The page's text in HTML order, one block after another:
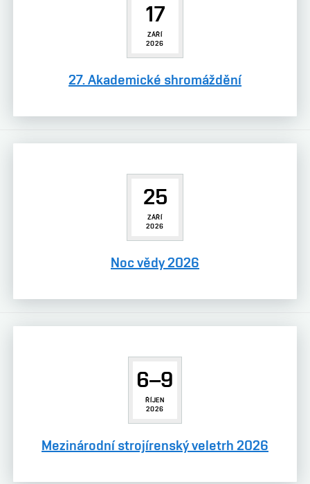
17
ZÁŘÍ
2026
27. Akademické shromáždění
25
ZÁŘÍ
2026
Noc vědy 2026
6–9
ŘÍJEN
2026
Mezinárodní strojírenský veletrh 2026